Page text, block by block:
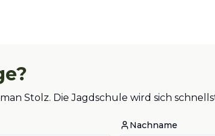
Stolz. Die Jagdschule wird sich
Nachname